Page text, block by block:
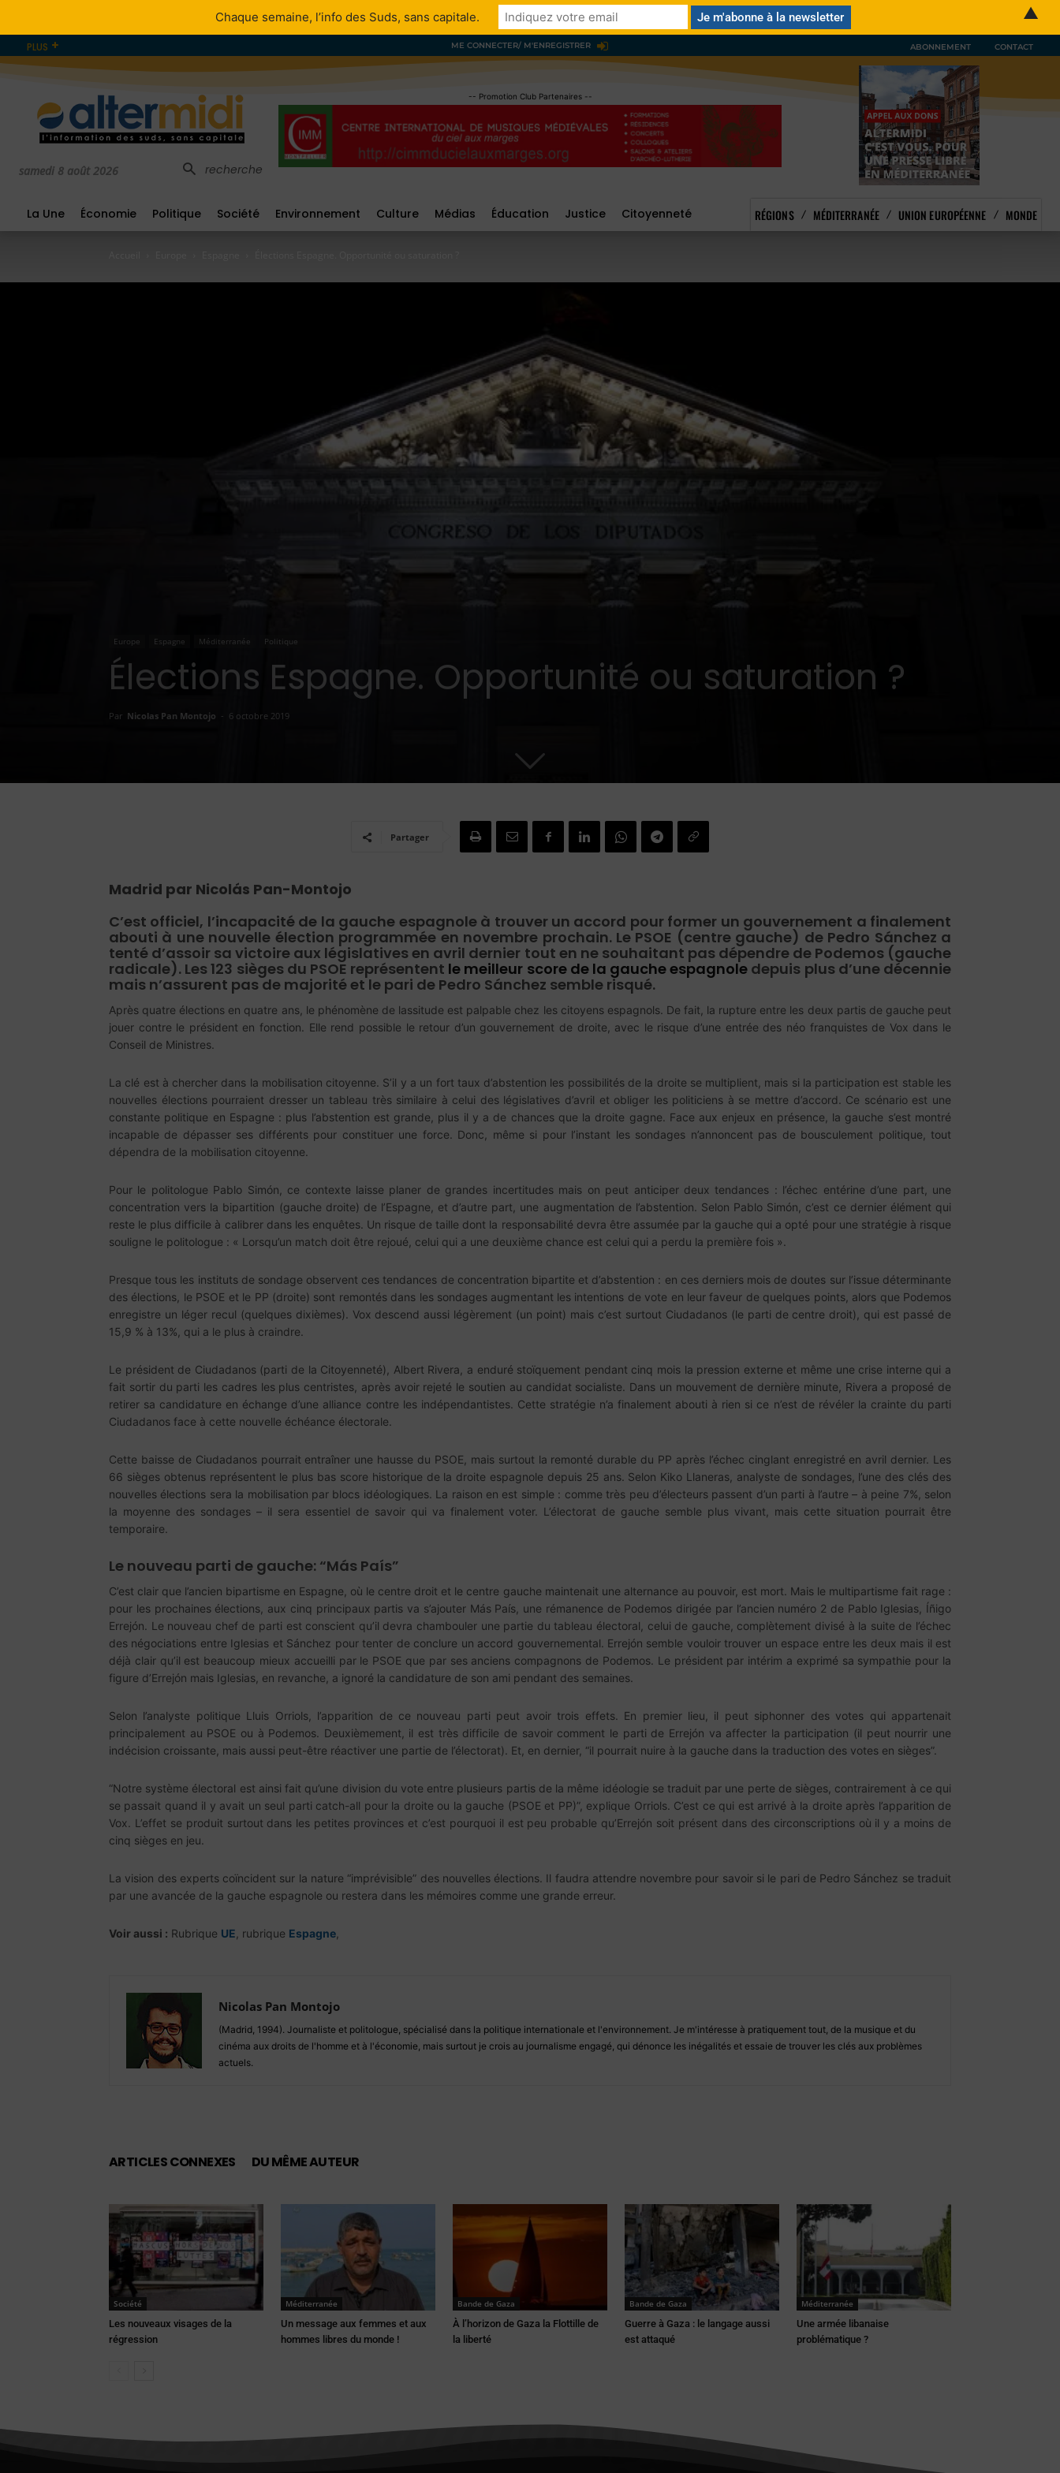
PLUS ME CONNECTER/ M'ENREGISTRER ABONNEMENT CONTACT
samedi 8 août 2026 recherche
-- Promotion Club Partenaires --
La Une Économie Politique Société Environnement Culture Médias Éducation Justice Citoyenneté RÉGIONS MÉDITERRANÉE UNION EUROPÉENNE MONDE
Europe Espagne Méditerranée Politique
Élections Espagne. Opportunité ou saturation ?
Par Nicolas Pan Montojo - 6 octobre 2019
Partager
Madrid par Nicolás Pan-Montojo
C’est officiel, l’incapacité de la gauche espagnole à trouver un accord pour former un gouvernement a finalement
abouti à une nouvelle élection programmée en novembre prochain. Le PSOE (centre gauche) de Pedro Sánchez a
tenté d’assoir sa victoire aux législatives en avril dernier tout en ne souhaitant pas dépendre de Podemos (gauche
radicale). Les 123 sièges du PSOE représentent le meilleur score de la gauche espagnole depuis plus d’une décennie
mais n’assurent pas de majorité et le pari de Pedro Sánchez semble risqué.
Après quatre élections en quatre ans, le phénomène de lassitude est palpable chez les citoyens espagnols. De fait, la rupture entre les deux partis de gauche peut
jouer contre le président en fonction. Elle rend possible le retour d’un gouvernement de droite, avec le risque d’une entrée des néo franquistes de Vox dans le
Conseil de Ministres.
La clé est à chercher dans la mobilisation citoyenne. S’il y a un fort taux d’abstention les possibilités de la droite se multiplient, mais si la participation est stable les
nouvelles élections pourraient dresser un tableau très similaire à celui des législatives d’avril et obliger les politiciens à se mettre d’accord. Ce scénario est une
constante politique en Espagne : plus l’abstention est grande, plus il y a de chances que la droite gagne. Face aux enjeux en présence, la gauche s’est montré
incapable de dépasser ses différents pour constituer une force. Donc, même si pour l’instant les sondages n’annoncent pas de bousculement politique, tout
dépendra de la mobilisation citoyenne.
Pour le politologue Pablo Simón, ce contexte laisse planer de grandes incertitudes mais on peut anticiper deux tendances : l’échec entérine d’une part, une
concentration vers la bipartition (gauche droite) de l’Espagne, et d’autre part, une augmentation de l’abstention. Selon Pablo Simón, c’est ce dernier élément qui
reste le plus difficile à calibrer dans les enquêtes. Un risque de taille dont la responsabilité devra être assumée par la gauche qui a opté pour une stratégie à risque
souligne le politologue : « Lorsqu’un match doit être rejoué, celui qui a une deuxième chance est celui qui a perdu la première fois ».
Presque tous les instituts de sondage observent ces tendances de concentration bipartite et d’abstention : en ces derniers mois de doutes sur l’issue déterminante
des élections, le PSOE et le PP (droite) sont remontés dans les sondages augmentant les intentions de vote en leur faveur de quelques points, alors que Podemos
enregistre un léger recul (quelques dixièmes). Vox descend aussi légèrement (un point) mais c’est surtout Ciudadanos (le parti de centre droit), qui est passé de
15,9 % à 13%, qui a le plus à craindre.
Le président de Ciudadanos (parti de la Citoyenneté), Albert Rivera, a enduré stoïquement pendant cinq mois la pression externe et même une crise interne qui a
fait sortir du parti les cadres les plus centristes, après avoir rejeté le soutien au candidat socialiste. Dans un mouvement de dernière minute, Rivera a proposé de
retirer sa candidature en échange d’une alliance contre les indépendantistes. Cette stratégie n’a finalement abouti à rien si ce n’est de révéler la crainte du parti
Ciudadanos face à cette nouvelle échéance électorale.
Cette baisse de Ciudadanos pourrait entraîner une hausse du PSOE, mais surtout la remonté durable du PP après l’échec cinglant enregistré en avril dernier. Les
66 sièges obtenus représentent le plus bas score historique de la droite espagnole depuis 25 ans. Selon Kiko Llaneras, analyste de sondages, l’une des clés des
nouvelles élections sera la mobilisation par blocs idéologiques. La raison en est simple : comme très peu d’électeurs passent d’un parti à l’autre – à peine 7%, selon
la moyenne des sondages – il sera essentiel de savoir qui va finalement voter. L’électorat de gauche semble plus vivant, mais cette situation pourrait être
temporaire.
Le nouveau parti de gauche: “Más País”
C’est clair que l’ancien bipartisme en Espagne, où le centre droit et le centre gauche maintenait une alternance au pouvoir, est mort. Mais le multipartisme fait rage :
pour les prochaines élections, aux cinq principaux partis va s’ajouter Más País, une rémanence de Podemos dirigée par l’ancien numéro 2 de Pablo Iglesias, Íñigo
Errejón. Le nouveau chef de parti est conscient qu’il devra chambouler une partie du tableau électoral, celui de gauche, complètement divisé à la suite de l’échec
des négociations entre Iglesias et Sánchez pour tenter de conclure un accord gouvernemental. Errejón semble vouloir trouver un espace entre les deux mais il est
déjà clair qu’il est beaucoup mieux accueilli par le PSOE que par ses anciens compagnons de Podemos. Le président par intérim a exprimé sa sympathie pour la
figure d’Errejón mais Iglesias, en revanche, a ignoré la candidature de son ami pendant des semaines.
Selon l’analyste politique Lluis Orriols, l’apparition de ce nouveau parti peut avoir trois effets. En premier lieu, il peut siphonner des votes qui appartenait
principalement au PSOE ou à Podemos. Deuxièmement, il est très difficile de savoir comment le parti de Errejón va affecter la participation (il peut nourrir une
indécision croissante, mais aussi peut-être réactiver une partie de l’électorat). Et, en dernier, “il pourrait nuire à la gauche dans la traduction des votes en sièges”.
“Notre système électoral est ainsi fait qu’une division du vote entre plusieurs partis de la même idéologie se traduit par une perte de sièges, contrairement à ce qui
se passait quand il y avait un seul parti catch-all pour la droite ou la gauche (PSOE et PP)”, explique Orriols. C’est ce qui est arrivé à la droite après l’apparition de
Vox. L’effet se produit surtout dans les petites provinces et c’est pourquoi il est peu probable qu’Errejón soit présent dans des circonscriptions où il y a moins de
cinq sièges en jeu.
La vision des experts coïncident sur la nature “imprévisible” des nouvelles élections. Il faudra attendre novembre pour savoir si le pari de Pedro Sánchez se traduit
par une avancée de la gauche espagnole ou restera dans les mémoires comme une grande erreur.
Voir aussi : Rubrique UE , rubrique Espagne
Nicolas Pan Montojo
(Madrid, 1994). Journaliste et politologue, spécialisé dans la politique internationale et l'environnement. Je m'intéresse à pratiquement tout, de la musique et du
cinéma aux droits de l'homme et à l'économie, mais surtout je crois au journalisme engagé, qui dénonce les inégalités et essaie de trouver les clés aux problèmes
actuels.
ARTICLES CONNEXES DU MÊME AUTEUR
Société
Les nouveaux visages de la
régression
Méditerranée
Un message aux femmes et aux
hommes libres du monde !
Bande de Gaza
À l’horizon de Gaza la Flottille de
la liberté
Bande de Gaza
Guerre à Gaza : le langage aussi
est attaqué
Méditerranée
Une armée libanaise
problématique ?
Chaque semaine, l’info des Suds, sans capitale. ▲